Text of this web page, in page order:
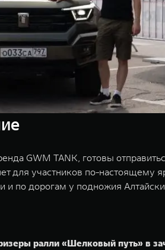
GWM TANK, готовы
для участников по-
и по дорогам у подножия
ралли «Шелковый путь» в